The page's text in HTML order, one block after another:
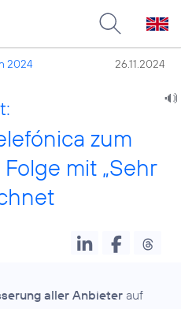
2024 26.11.2024
zum
mit „Sehr
aller Anbieter auf